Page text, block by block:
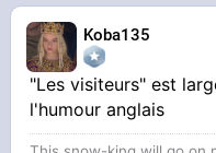
Koba135
"Les visiteurs" est
l'humour anglais